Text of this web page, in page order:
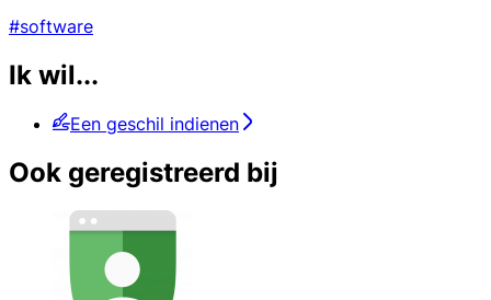
#software
Ik wil...
Een geschil indienen
Ook geregistreerd bij